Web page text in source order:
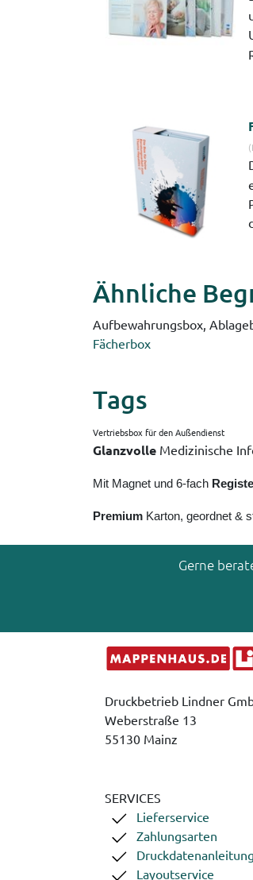
Ähnliche
Aufbewahrungsbox,
Fächerbox
Tags
Vertriebsbox für den Außendienst
Glanzvolle Medizinische
Mit Magnet und 6-fach
Premium Karton, geordnet &
Gerne
Druckbetrieb Lindner
Weberstraße 13
55130 Mainz
SERVICES
Lieferservice
Zahlungsarten
Druckdatenanleitung
Layoutservice